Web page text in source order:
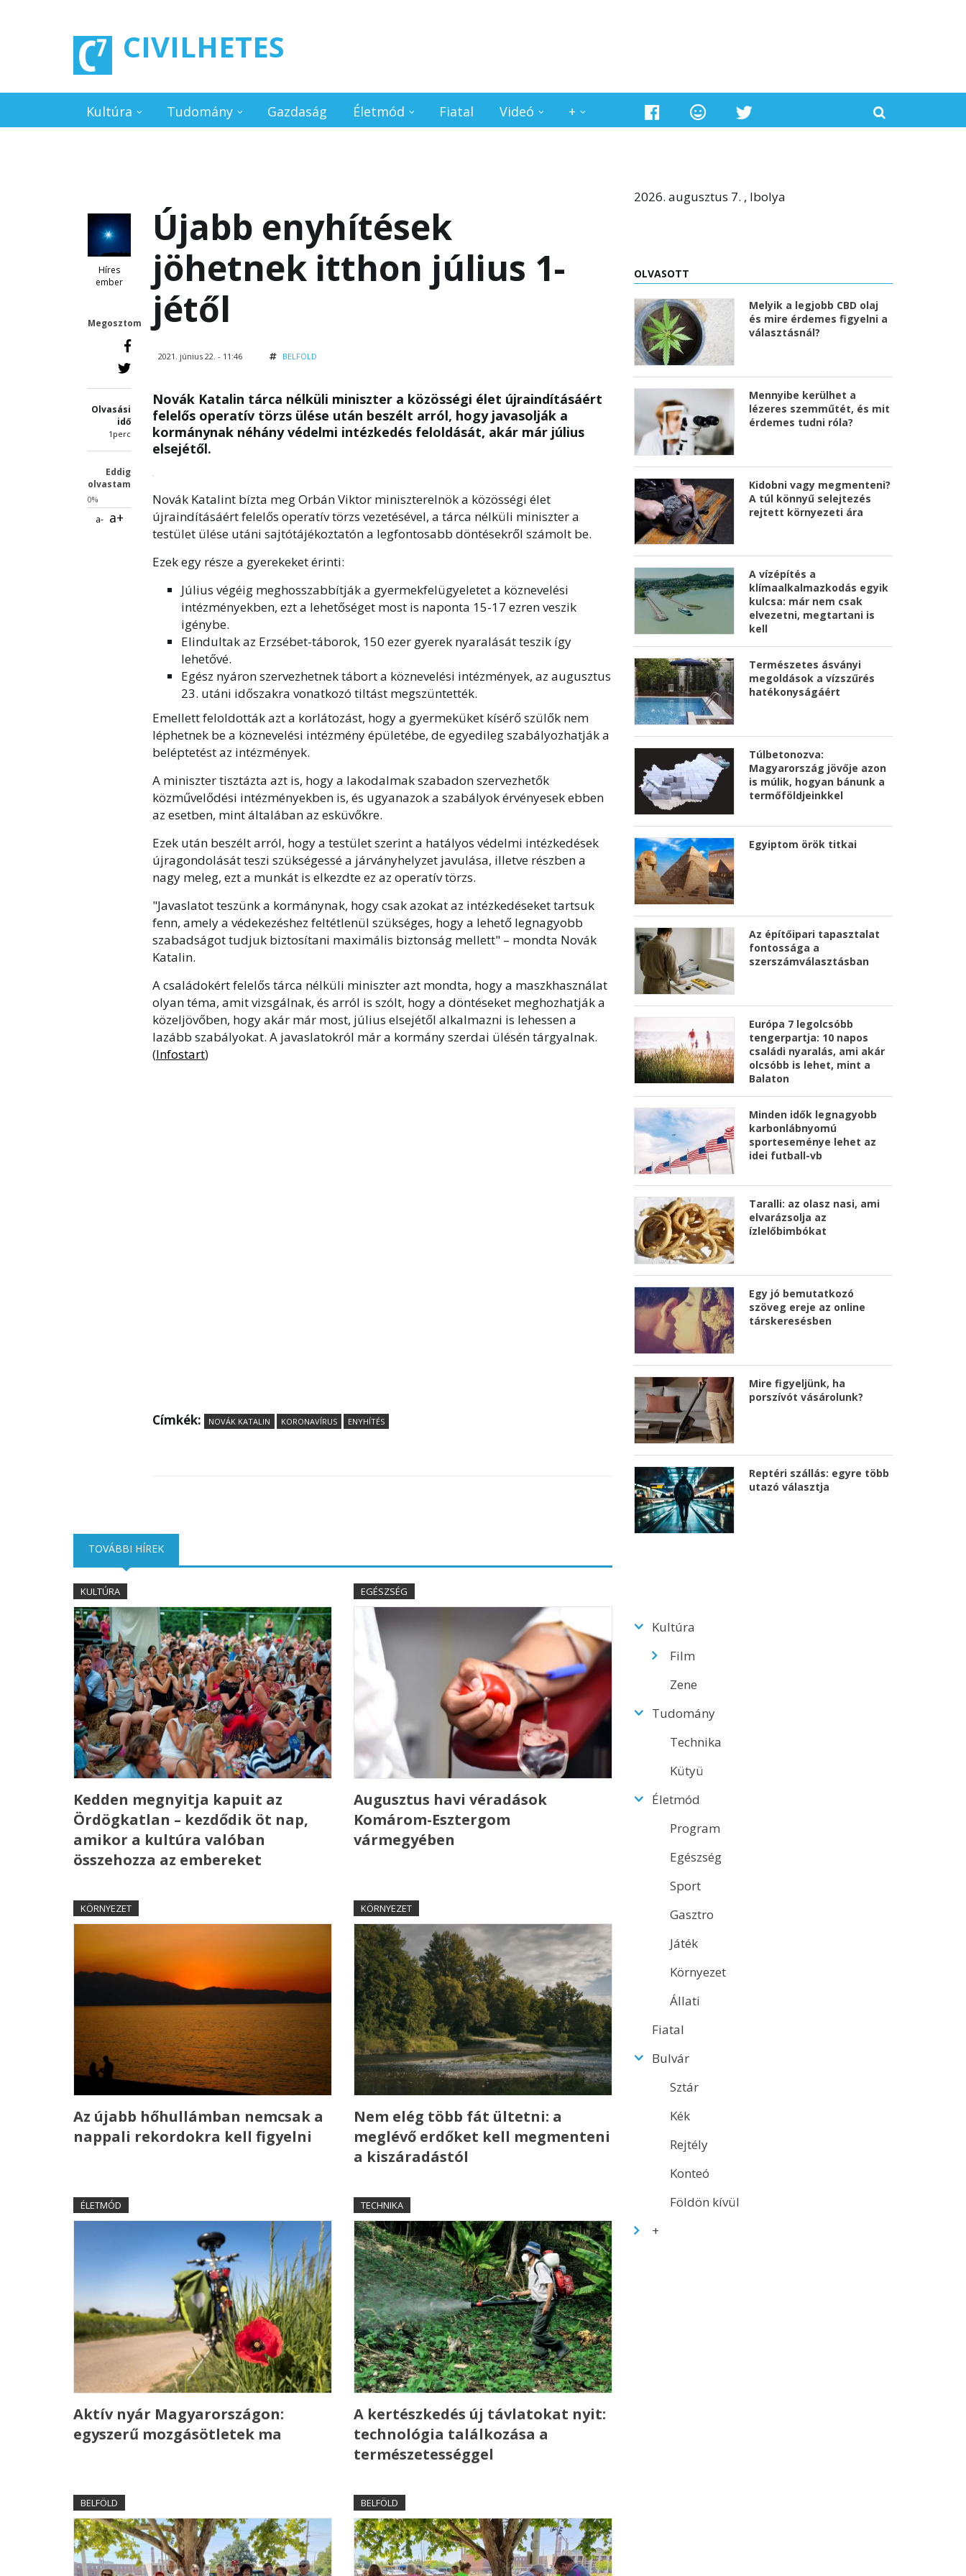
CIVILHETES
Kultúra Tudomány Gazdaság Életmód Fiatal Videó +
Híres
ember
Megosztom
Olvasási
idő
1perc
Eddig
olvastam
0%
a- a+
Újabb enyhítések
jöhetnek itthon július 1-
jétől
2021. június 22. - 11:46 BELFÖLD
Novák Katalin tárca nélküli miniszter a közösségi élet újraindításáért
felelős operatív törzs ülése után beszélt arról, hogy javasolják a
kormánynak néhány védelmi intézkedés feloldását, akár már július
elsejétől.
Novák Katalint bízta meg Orbán Viktor miniszterelnök a közösségi élet
újraindításáért felelős operatív törzs vezetésével, a tárca nélküli miniszter a
testület ülése utáni sajtótájékoztatón a legfontosabb döntésekről számolt be.
Ezek egy része a gyerekeket érinti:
Július végéig meghosszabbítják a gyermekfelügyeletet a köznevelési
intézményekben, ezt a lehetőséget most is naponta 15-17 ezren veszik
igénybe.
Elindultak az Erzsébet-táborok, 150 ezer gyerek nyaralását teszik így
lehetővé.
Egész nyáron szervezhetnek tábort a köznevelési intézmények, az augusztus
23. utáni időszakra vonatkozó tiltást megszüntették.
Emellett feloldották azt a korlátozást, hogy a gyermeküket kísérő szülők nem
léphetnek be a köznevelési intézmény épületébe, de egyedileg szabályozhatják a
beléptetést az intézmények.
A miniszter tisztázta azt is, hogy a lakodalmak szabadon szervezhetők
közművelődési intézményekben is, és ugyanazok a szabályok érvényesek ebben
az esetben, mint általában az esküvőkre.
Ezek után beszélt arról, hogy a testület szerint a hatályos védelmi intézkedések
újragondolását teszi szükségessé a járványhelyzet javulása, illetve részben a
nagy meleg, ezt a munkát is elkezdte ez az operatív törzs.
"Javaslatot teszünk a kormánynak, hogy csak azokat az intézkedéseket tartsuk
fenn, amely a védekezéshez feltétlenül szükséges, hogy a lehető legnagyobb
szabadságot tudjuk biztosítani maximális biztonság mellett" – mondta Novák
Katalin.
A családokért felelős tárca nélküli miniszter azt mondta, hogy a maszkhasználat
olyan téma, amit vizsgálnak, és arról is szólt, hogy a döntéseket meghozhatják a
közeljövőben, hogy akár már most, július elsejétől alkalmazni is lehessen a
lazább szabályokat. A javaslatokról már a kormány szerdai ülésén tárgyalnak.
(Infostart)
Címkék: NOVÁK KATALIN KORONAVÍRUS ENYHÍTÉS
TOVÁBBI HÍREK
KULTÚRA
Kedden megnyitja kapuit az
Ördögkatlan – kezdődik öt nap,
amikor a kultúra valóban
összehozza az embereket
EGÉSZSÉG
Augusztus havi véradások
Komárom-Esztergom
vármegyében
KÖRNYEZET
Az újabb hőhullámban nemcsak a
nappali rekordokra kell figyelni
KÖRNYEZET
Nem elég több fát ültetni: a
meglévő erdőket kell megmenteni
a kiszáradástól
ÉLETMÓD
Aktív nyár Magyarországon:
egyszerű mozgásötletek ma
TECHNIKA
A kertészkedés új távlatokat nyit:
technológia találkozása a
természetességgel
BELFÖLD BELFÖLD
2026. augusztus 7. , Ibolya
OLVASOTT
Melyik a legjobb CBD olaj
és mire érdemes figyelni a
választásnál?
Mennyibe kerülhet a
lézeres szemműtét, és mit
érdemes tudni róla?
Kidobni vagy megmenteni?
A túl könnyű selejtezés
rejtett környezeti ára
A vízépítés a
klímaalkalmazkodás egyik
kulcsa: már nem csak
elvezetni, megtartani is
kell
Természetes ásványi
megoldások a vízszűrés
hatékonyságáért
Túlbetonozva:
Magyarország jövője azon
is múlik, hogyan bánunk a
termőföldjeinkkel
Egyiptom örök titkai
Az építőipari tapasztalat
fontossága a
szerszámválasztásban
Európa 7 legolcsóbb
tengerpartja: 10 napos
családi nyaralás, ami akár
olcsóbb is lehet, mint a
Balaton
Minden idők legnagyobb
karbonlábnyomú
sporteseménye lehet az
idei futball-vb
Taralli: az olasz nasi, ami
elvarázsolja az
ízlelőbimbókat
Egy jó bemutatkozó
szöveg ereje az online
társkeresésben
Mire figyeljünk, ha
porszívót vásárolunk?
Reptéri szállás: egyre több
utazó választja
Kultúra
Film
Zene
Tudomány
Technika
Kütyü
Életmód
Program
Egészség
Sport
Gasztro
Játék
Környezet
Állati
Fiatal
Bulvár
Sztár
Kék
Rejtély
Konteó
Földön kívül
+